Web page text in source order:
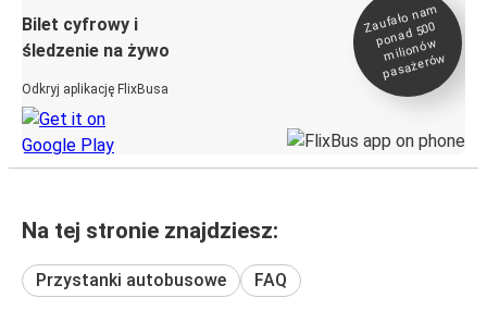
Bilet cyfrowy i
śledzenie na żywo
Odkryj aplikację FlixBusa
Zaufało na
m
ponad 500
milionó
w
pasażeró
w
Na tej stronie znajdziesz:
Przystanki autobusowe FAQ